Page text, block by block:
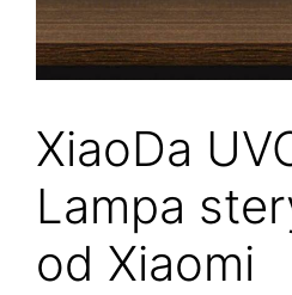
XiaoDa
Lampa
od Xiaomi